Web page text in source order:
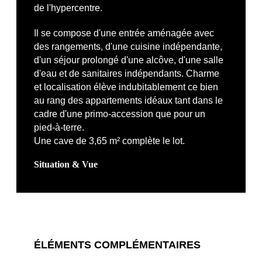
de l'hypercentre.
Il se compose d'une entrée aménagée avec
des rangements, d'une cuisine indépendante,
d'un séjour prolongé d'une alcôve, d'une salle
d'eau et de sanitaires indépendants. Charme
et localisation élève indubitablement ce bien
au rang des appartements idéaux tant dans le
cadre d'une primo-accession que pour un
pied-à-terre.
Une cave de 3,65 m² complète le lot.
Situation & Vue
ÉLÉMENTS COMPLÉMENTAIRES